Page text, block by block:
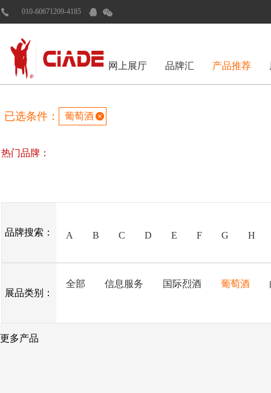
010-60671209-4185
网上展厅 品牌汇 产品推荐
已选条件： 葡萄酒
热门品牌：
品牌搜索： A B C D E F G H
展品类别：
全部 信息服务 国际烈酒 葡萄酒
更多产品